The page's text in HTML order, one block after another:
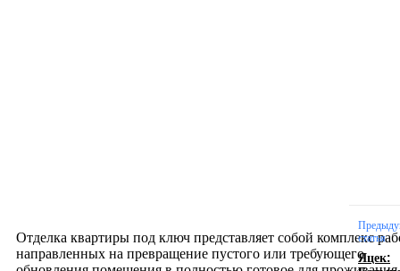
Отделка квартиры под ключ представляет собой комплекс
направленных на превращение пустого или требующего
статья
Яцек: